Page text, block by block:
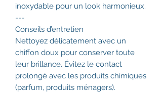
inoxydable pour un look harmonieux.
---
Conseils d’entretien
Nettoyez délicatement avec un
chiffon doux pour conserver toute
leur brillance. Évitez le contact
prolongé avec les produits chimiques
(parfum, produits ménagers).